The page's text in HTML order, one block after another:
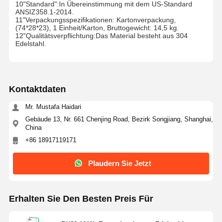
10"Standard":In Übereinstimmung mit dem US-Standard
ANSIZ358.1-2014.
11"Verpackungsspezifikationen: Kartonverpackung,
(74*28*23), 1 Einheit/Karton, Bruttogewicht: 14,5 kg.
12"Qualitätsverpflichtung:Das Material besteht aus 304
Edelstahl.
Kontaktdaten
Mr. Mustafa Haidari
Gebäude 13, Nr. 661 Chenjing Road, Bezirk Songjiang, Shanghai,
China
+86 18917119171
Plaudern Sie Jetzt
Erhalten Sie Den Besten Preis Für